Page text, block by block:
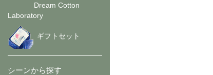
-
Dream Cotton
Laboratory
ギフトセット
シーンから探す